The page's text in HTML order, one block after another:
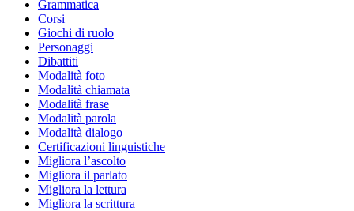
Grammatica
Corsi
Giochi di ruolo
Personaggi
Dibattiti
Modalità foto
Modalità chiamata
Modalità frase
Modalità parola
Modalità dialogo
Certificazioni linguistiche
Migliora l’ascolto
Migliora il parlato
Migliora la lettura
Migliora la scrittura